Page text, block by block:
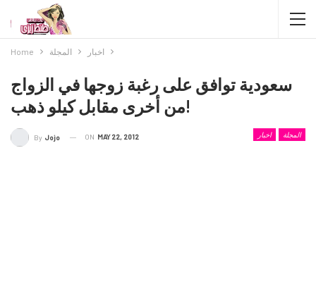
Home المجلة اخبار
سعودية توافق على رغبة زوجها في الزواج
من أخرى مقابل كيلو ذهب!
اخبار المجلة By Jojo ON MAY 22, 2012